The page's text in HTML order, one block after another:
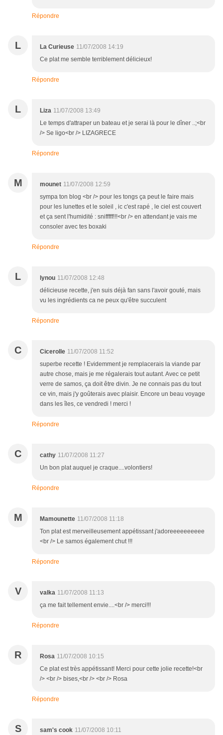
Répondre
L La Curieuse 11/07/2008 14:19
Ce plat me semble terriblement délicieux!
Répondre
L Liza 11/07/2008 13:49
Le temps d'attraper un bateau et je serai là pour le dîner ..;<br
/> Se ligo<br /> LIZAGRECE
Répondre
M mounet 11/07/2008 12:59
sympa ton blog <br /> pour les tongs ça peut le faire mais
pour les lunettes et le soleil , ic c'est rapé , le ciel est couvert
et ça sent l'humidité : snifffff!!!<br /> en attendant je vais me
consoler avec tes boxaki
Répondre
L lynou 11/07/2008 12:48
délicieuse recette, j'en suis déjà fan sans l'avoir gouté, mais
vu les ingrédients ca ne peux qu'être succulent
Répondre
C Cicerolle 11/07/2008 11:52
superbe recette ! Evidemment je remplacerais la viande par
autre chose, mais je me régalerais tout autant. Avec ce petit
verre de samos, ça doit être divin. Je ne connais pas du tout
ce vin, mais j'y goûterais avec plaisir. Encore un beau voyage
dans les îles, ce vendredi ! merci !
Répondre
C cathy 11/07/2008 11:27
Un bon plat auquel je craque....volontiers!
Répondre
M Mamounette 11/07/2008 11:18
Ton plat est merveilleusement appétissant j'adoreeeeeeeeee
<br /> Le samos également chut !!!
Répondre
V valka 11/07/2008 11:13
ça me fait tellement envie....<br /> merci!!!
Répondre
R Rosa 11/07/2008 10:15
Ce plat est très appétissant! Merci pour cette jolie recette!<br
/> <br /> bises,<br /> <br /> Rosa
Répondre
S sam's cook 11/07/2008 10:11